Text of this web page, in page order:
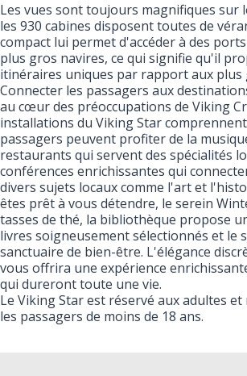
Les vues sont toujours magnifiques sur
les 930 cabines disposent toutes de
compact lui permet d'accéder à des
plus gros navires, ce qui signifie qu'il
itinéraires uniques par rapport aux plus
Connecter les passagers aux
au cœur des préoccupations de Viking
installations du Viking Star
passagers peuvent profiter de la
restaurants qui servent des spécialités
conférences enrichissantes qui
divers sujets locaux comme l'art et
êtes prêt à vous détendre, le serein
tasses de thé, la bibliothèque propose
livres soigneusement sélectionnés et le
sanctuaire de bien-être. L'élégance
vous offrira une expérience
qui dureront toute une vie.
Le Viking Star est réservé aux adultes et
les passagers de moins de 18 ans.